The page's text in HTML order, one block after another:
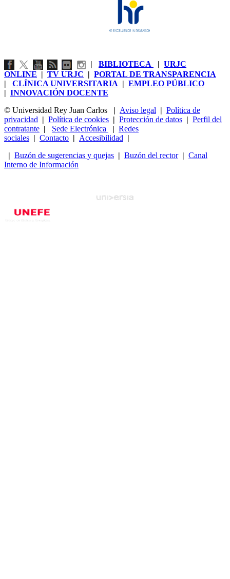
| BIBLIOTECA | URJC
ONLINE | TV URJC | PORTAL DE TRANSPARENCIA
| CLÍNICA UNIVERSITARIA | EMPLEO PÚBLICO
| INNOVACIÓN DOCENTE
© Universidad Rey Juan Carlos
| Aviso legal | Política de
privacidad | Política de cookies | Protección de datos | Perfil del
contratante | Sede Electrónica | Redes
sociales | Contacto | Accesibilidad |
| Buzón de sugerencias y quejas | Buzón del rector| Canal
Interno de Información